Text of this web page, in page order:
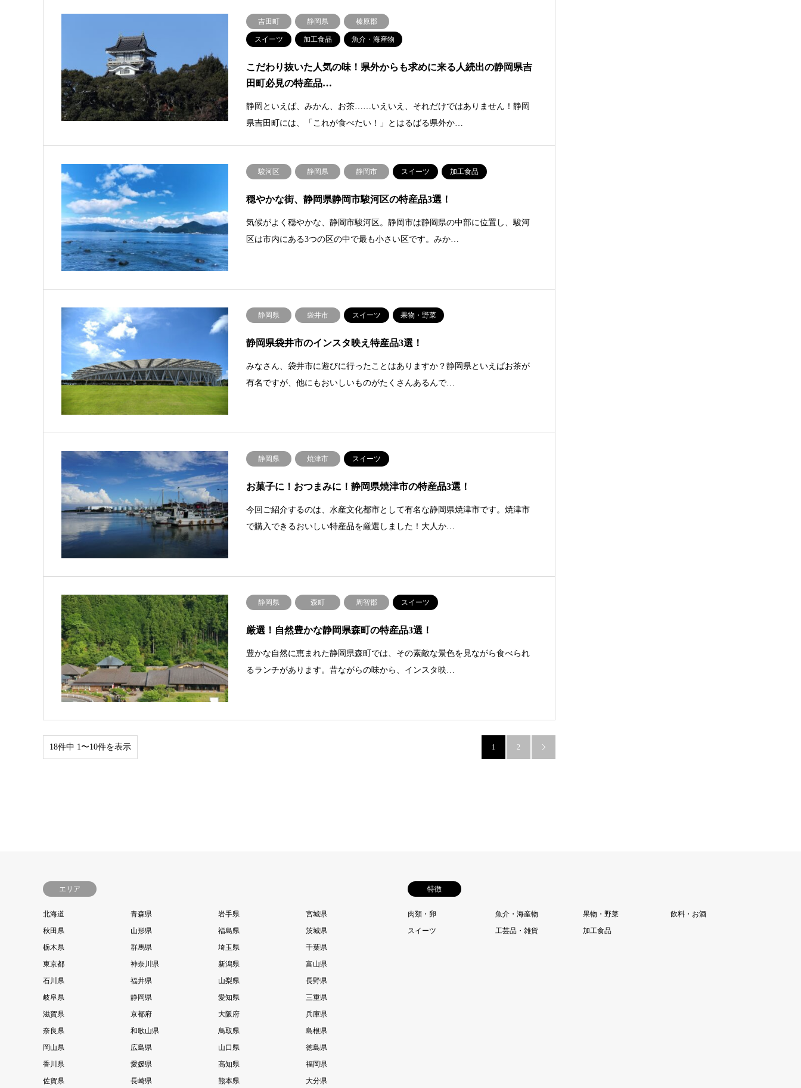
吉田町 静岡県 榛原郡
スイーツ 加工食品 魚介・海産物
こだわり抜いた人気の味！県外からも求めに来る人続出の静岡県吉
田町必見の特産品…
静岡といえば、みかん、お茶……いえいえ、それだけではありません！静岡
県吉田町には、「これが食べたい！」とはるばる県外か…
駿河区 静岡県 静岡市 スイーツ 加工食品
穏やかな街、静岡県静岡市駿河区の特産品3選！
気候がよく穏やかな、静岡市駿河区。静岡市は静岡県の中部に位置し、駿河
区は市内にある3つの区の中で最も小さい区です。みか…
静岡県 袋井市 スイーツ 果物・野菜
静岡県袋井市のインスタ映え特産品3選！
みなさん、袋井市に遊びに行ったことはありますか？静岡県といえばお茶が
有名ですが、他にもおいしいものがたくさんあるんで…
静岡県 焼津市 スイーツ
お菓子に！おつまみに！静岡県焼津市の特産品3選！
今回ご紹介するのは、水産文化都市として有名な静岡県焼津市です。焼津市
で購入できるおいしい特産品を厳選しました！大人か…
静岡県 森町 周智郡 スイーツ
厳選！自然豊かな静岡県森町の特産品3選！
豊かな自然に恵まれた静岡県森町では、その素敵な景色を見ながら食べられ
るランチがあります。昔ながらの味から、インスタ映…
18件中 1〜10件を表示 1 2 
エリア
北海道 青森県 岩手県
宮城県
秋田県
山形県 福島県
茨城県
栃木県
群馬県 埼玉県
千葉県
東京都
神奈川県 新潟県
富山県
石川県
福井県 山梨県
長野県
岐阜県
静岡県 愛知県
三重県
滋賀県
京都府 大阪府
兵庫県
奈良県
和歌山県 鳥取県
島根県
岡山県
広島県 山口県
徳島県
香川県
愛媛県 高知県
福岡県
佐賀県
長崎県 熊本県 大分県
特徴
肉類・卵 魚介・海産物 果物・野菜
飲料・お酒
スイーツ
工芸品・雑貨 加工食品